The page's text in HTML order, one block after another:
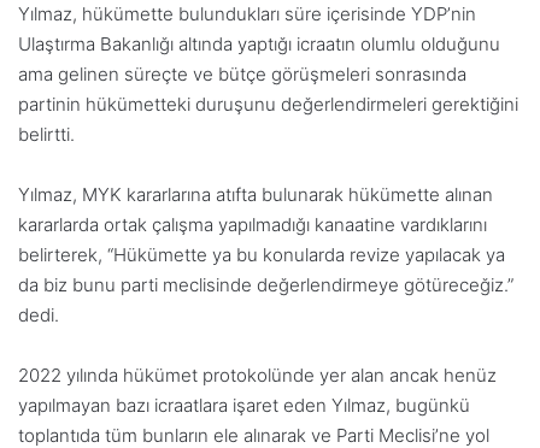
Yılmaz, hükümette bulundukları süre içerisinde YDP’nin
Ulaştırma Bakanlığı altında yaptığı icraatın olumlu olduğunu
ama gelinen süreçte ve bütçe görüşmeleri sonrasında
partinin hükümetteki duruşunu değerlendirmeleri gerektiğini
belirtti.
Yılmaz, MYK kararlarına atıfta bulunarak hükümette alınan
kararlarda ortak çalışma yapılmadığı kanaatine vardıklarını
belirterek, “Hükümette ya bu konularda revize yapılacak ya
da biz bunu parti meclisinde değerlendirmeye götüreceğiz.”
dedi.
2022 yılında hükümet protokolünde yer alan ancak henüz
yapılmayan bazı icraatlara işaret eden Yılmaz, bugünkü
toplantıda tüm bunların ele alınarak ve Parti Meclisi’ne yol